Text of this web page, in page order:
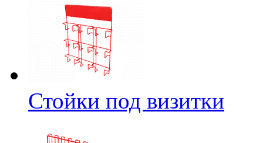
Стойки под визитки